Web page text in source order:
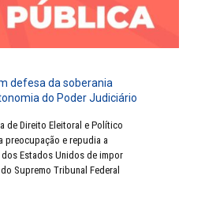
defesa da soberania
do Poder Judiciário
de Direito Eleitoral e Político
preocupação e repudia a
Estados Unidos de impor
Supremo Tribunal Federal